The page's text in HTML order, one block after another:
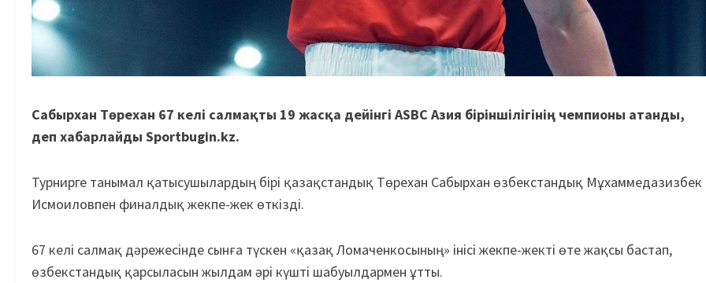
Сабырхан Төрехан 67 келі салмақты 19 жасқа дейінгі ASBC Азия біріншілігінің чемпионы атанды,
деп хабарлайды Sportbugin.kz.
Турнирге танымал қатысушылардың бірі қазақстандық Төрехан Сабырхан өзбекстандық Мұхаммедазизбек
Исмоиловпен финалдық жекпе-жек өткізді.
67 келі салмақ дәрежесінде сынға түскен «қазақ Ломаченкосының» інісі жекпе-жекті өте жақсы бастап,
өзбекстандық қарсыласын жылдам әрі күшті шабуылдармен ұтты.